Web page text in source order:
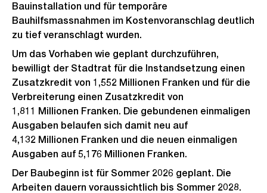
Bauinstallation und für temporäre
Bauhilfsmassnahmen im Kostenvoranschlag deutlich
zu tief veranschlagt wurden.
Um das Vorhaben wie geplant durchzuführen,
bewilligt der Stadtrat für die Instandsetzung einen
Zusatzkredit von 1,552 Millionen Franken und für die
Verbreiterung einen Zusatzkredit von
1,811 Millionen Franken. Die gebundenen einmaligen
Ausgaben belaufen sich damit neu auf
4,132 Millionen Franken und die neuen einmaligen
Ausgaben auf 5,176 Millionen Franken.
Der Baubeginn ist für Sommer 2026 geplant. Die
Arbeiten dauern voraussichtlich bis Sommer 2028.